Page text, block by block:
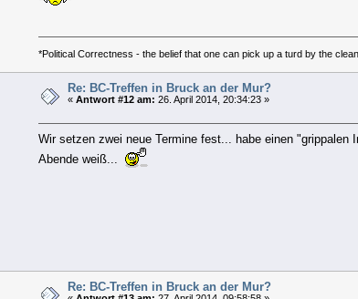
*Political Correctness - the belief that one can pick up a turd by the
Re: BC-Treffen in Bruck an der Mur?
«Antwort #12 am: 26. April 2014, 20:34:23 »
Wir setzen zwei neue Termine fest... habe einen
Abende weiß...
Re: BC-Treffen in Bruck an der Mur?